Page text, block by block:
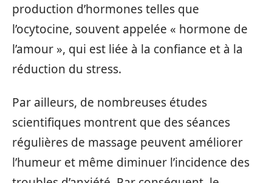
production d’hormones telles que
l’ocytocine, souvent appelée « hormone de
l’amour », qui est liée à la confiance et à la
réduction du stress.
Par ailleurs, de nombreuses études
scientifiques montrent que des séances
régulières de massage peuvent améliorer
l’humeur et même diminuer l’incidence des